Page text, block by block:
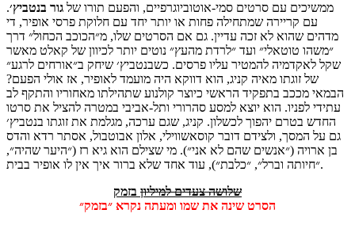
ממשיכים עם סרטים סמי-אוטוביוגרפיים, והפעם תורו של גור בנטביץ׳.
עם קריירה שמתחילה פחות או יותר יחד עם חלוקת פרסי אופיר, די
מדהים שהוא לא זכה עדיין. גם אם הסרטים שלו, מ״הכוכב הכחול״ דרך
״משהו טוטאלי״ ועד ״לרדת מהעץ״ נוטים יותר לכיוון של קאלט מאשר
שקל לאקדמיה להמטיר עליו פרסים. כשבנטביץ׳ שיחק ב״אורחים לרגע״
של זוגתו מאיה קניג, הוא דווקא היה מועמד לאופיר, אז אולי הפעם?
הבמאי מככב בתפקיד הראשי כיוצר קולנוע שתהילתו מאחוריו והתקף לב
עתידי לפניו. הוא יוצא למסע סהרורי ותל-אביבי במטרה להציל את סרטו
החדש בטרם יהפוך לכשלון. קניג, שגם ערכה, מגלמת את זוגתו בנטביץ׳
גם על המסך, ולצידם דובר קוסאשווילי, אלון אבוטבול, אסתר רדא והדס
בן ארויה (״אנשים שהם לא אני״). מי שצילם הוא גיא רז (״היער שהיה״,
״חיותה וברל״, ״כלבת״), עוד אחד שלא ברור איך אין לו אופיר בבית.
שלושה צעדים למיליון בזמק
הסרט שינה את שמו ומעתה נקרא ״בזמק״